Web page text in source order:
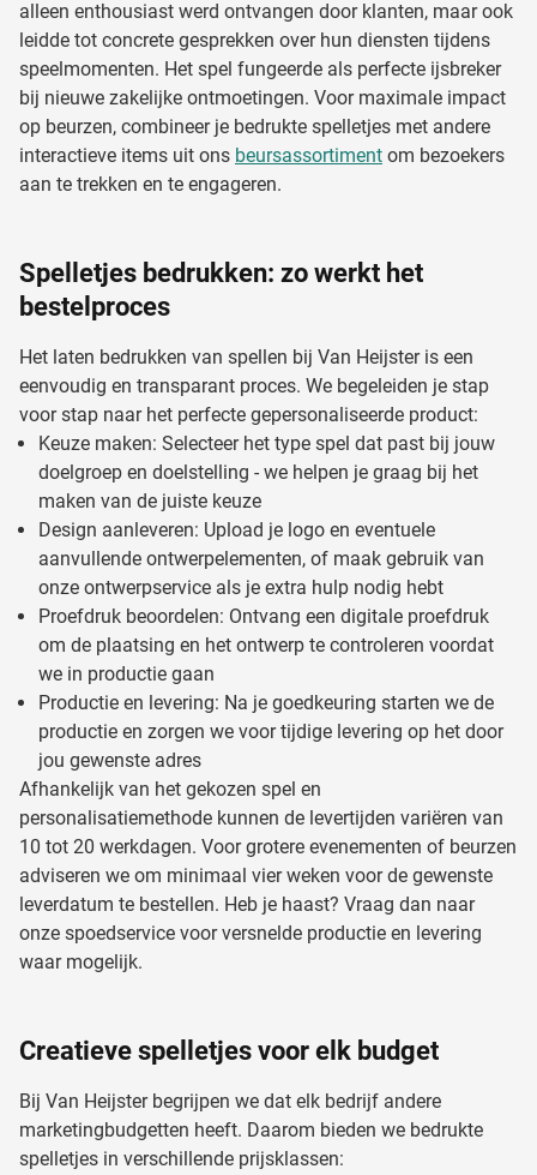
alleen enthousiast werd ontvangen door klanten, maar ook
leidde tot concrete gesprekken over hun diensten tijdens
speelmomenten. Het spel fungeerde als perfecte ijsbreker
bij nieuwe zakelijke ontmoetingen. Voor maximale impact
op beurzen, combineer je bedrukte spelletjes met andere
interactieve items uit ons beursassortiment om bezoekers
aan te trekken en te engageren.
Spelletjes bedrukken: zo werkt het
bestelproces
Het laten bedrukken van spellen bij Van Heijster is een
eenvoudig en transparant proces. We begeleiden je stap
voor stap naar het perfecte gepersonaliseerde product:
Keuze maken: Selecteer het type spel dat past bij jouw
doelgroep en doelstelling - we helpen je graag bij het
maken van de juiste keuze
Design aanleveren: Upload je logo en eventuele
aanvullende ontwerpelementen, of maak gebruik van
onze ontwerpservice als je extra hulp nodig hebt
Proefdruk beoordelen: Ontvang een digitale proefdruk
om de plaatsing en het ontwerp te controleren voordat
we in productie gaan
Productie en levering: Na je goedkeuring starten we de
productie en zorgen we voor tijdige levering op het door
jou gewenste adres
Afhankelijk van het gekozen spel en
personalisatiemethode kunnen de levertijden variëren van
10 tot 20 werkdagen. Voor grotere evenementen of beurzen
adviseren we om minimaal vier weken voor de gewenste
leverdatum te bestellen. Heb je haast? Vraag dan naar
onze spoedservice voor versnelde productie en levering
waar mogelijk.
Creatieve spelletjes voor elk budget
Bij Van Heijster begrijpen we dat elk bedrijf andere
marketingbudgetten heeft. Daarom bieden we bedrukte
spelletjes in verschillende prijsklassen: